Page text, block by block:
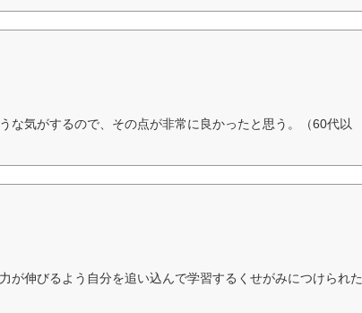
な気がするので、その点が非常に良かったと思う。（60代以
が伸びるよう自分を追い込んで学習するくせがみにつけられた